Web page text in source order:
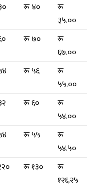
रू ४०
रू
३५.००
रू ७०
रू
६७.००
रू ५६
रू
५५.००
रू ६०
रू
५४.००
रू ५५
रू
५४.५०
रू १३०
रू
१२६.२५